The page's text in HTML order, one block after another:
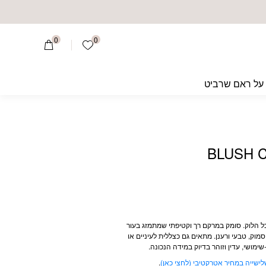
0הרשימה שלי
0
ראם שרביט
סומק במרקם רך וקטיפתי שמתמזג בעור
טבעי ורענן. מתאים גם כצללית לעיניים או
עדין וזוהר בדיוק במידה הנכונה.
במחיר אטרקטיבי (לחצי כאן).